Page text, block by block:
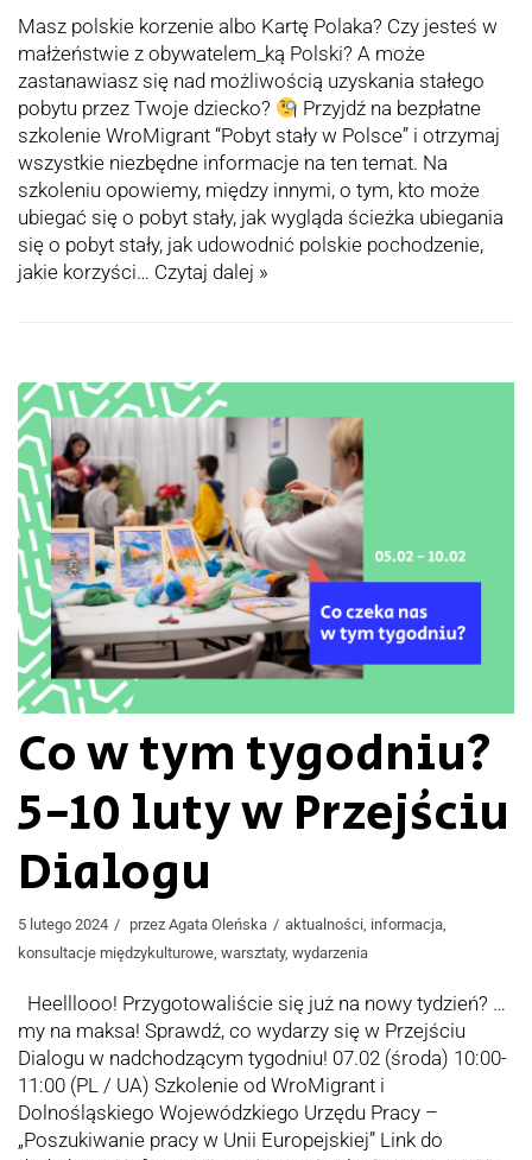
Masz polskie korzenie albo Kartę Polaka? Czy jesteś w
małżeństwie z obywatelem_ką Polski? A może
zastanawiasz się nad możliwością uzyskania stałego
pobytu przez Twoje dziecko?
Przyjdź na bezpłatne
szkolenie WroMigrant “Pobyt stały w Polsce” i otrzymaj
wszystkie niezbędne informacje na ten temat. Na
szkoleniu opowiemy, między innymi, o tym, kto może
ubiegać się o pobyt stały, jak wygląda ścieżka ubiegania
się o pobyt stały, jak udowodnić polskie pochodzenie,
jakie korzyści… Czytaj dalej »
Co w tym tygodniu?
5-10 luty w Przejściu
Dialogu
5 lutego 2024 przez Agata Oleńska aktualności informacja
konsultacje międzykulturowe warsztaty, wydarzenia
Heelllooo! Przygotowaliście się już na nowy tydzień? …
my na maksa! Sprawdź, co wydarzy się w Przejściu
Dialogu w nadchodzącym tygodniu! 07.02 (środa) 10:00-
11:00 (PL / UA) Szkolenie od WroMigrant i
Dolnośląskiego Wojewódzkiego Urzędu Pracy –
„Poszukiwanie pracy w Unii Europejskiej” Link do